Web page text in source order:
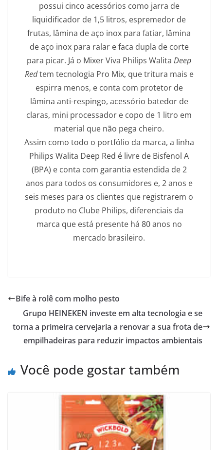
possui cinco acessórios como jarra de
liquidificador de 1,5 litros, espremedor de
frutas, lâmina de aço inox para fatiar, lâmina
de aço inox para ralar e faca dupla de corte
para picar. Já o Mixer Viva Philips Walita Deep
Redtem tecnologia Pro Mix, que tritura mais e
espirra menos, e conta com protetor de
lâmina anti-respingo, acessório batedor de
claras, mini processador e copo de 1 litro em
material que não pega cheiro.
Assim como todo o portfólio da marca, a linha
Philips Walita Deep Red é livre de Bisfenol A
(BPA) e conta com garantia estendida de 2
anos para todos os consumidores e, 2 anos e
seis meses para os clientes que registrarem o
produto no Clube Philips, diferenciais da
marca que está presente há 80 anos no
mercado brasileiro.
Bife à rolê com molho pesto
Grupo HEINEKEN investe em alta tecnologia e se
torna a primeira cervejaria a renovar a sua frota de
empilhadeiras para reduzir impactos ambientais
Você pode gostar também